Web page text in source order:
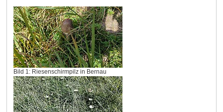
Bild 1: Riesenschirmpilz in Bernau